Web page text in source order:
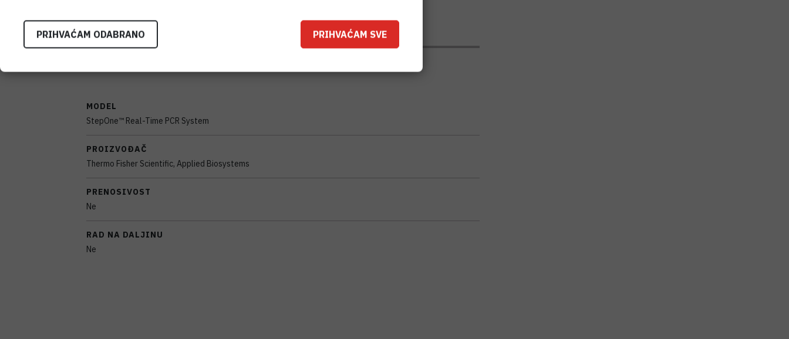
MODEL
StepOne™ Real-Time PCR System
PROIZVOĐAČ
Thermo Fisher Scientific, Applied Biosystems
PRENOSIVOST
Ne
RAD NA DALJINU
Ne
PRIHVAĆAM ODABRANO PRIHVAĆAM SVE